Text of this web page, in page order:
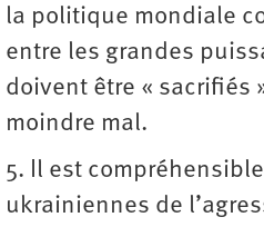
la politique mondiale
entre les grandes
doivent être « sacrifiés
moindre mal.
5. Il est
ukrainiennes de